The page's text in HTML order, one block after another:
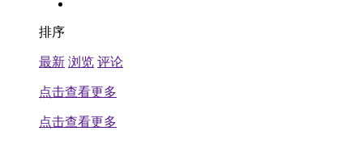
排序
最新 浏览 评论
点击查看更多
点击查看更多